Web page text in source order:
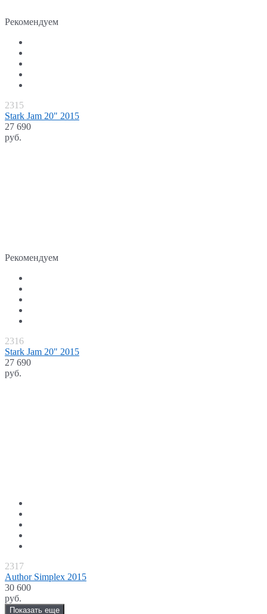
Рекомендуем
2315
Stark Jam 20" 2015
27 690
руб.
Рекомендуем
2316
Stark Jam 20" 2015
27 690
руб.
2317
Author Simplex 2015
30 600
руб.
Показать еще